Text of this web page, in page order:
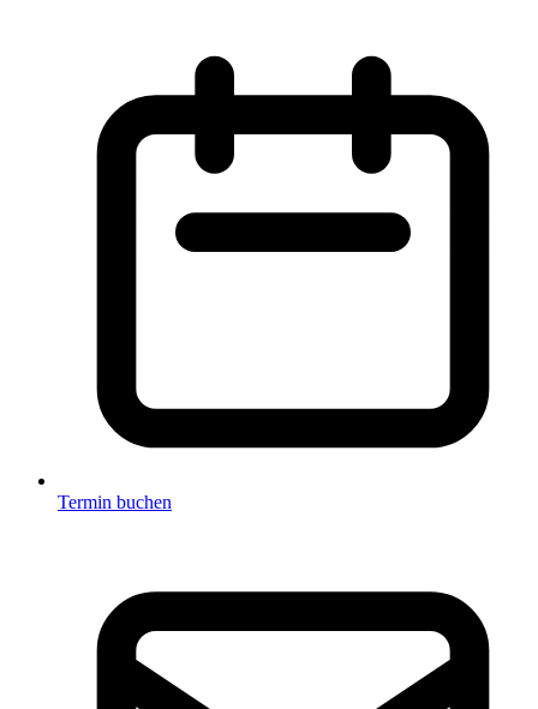
Termin buchen